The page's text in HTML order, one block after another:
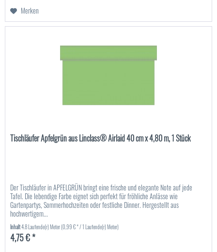
Merken
Tischläufer Apfelgrün aus Linclass® Airlaid 40 cm x 4,80 m, 1 Stück
Der Tischläufer in APFELGRÜN bringt eine frische und elegante Note auf jede
Tafel. Die lebendige Farbe eignet sich perfekt für fröhliche Anlässe wie
Gartenpartys, Sommerhochzeiten oder festliche Dinner. Hergestellt aus
hochwertigem...
Inhalt4.8 Laufende(r) Meter(0,99 € * / 1 Laufende(r) Meter)
4,75 € *